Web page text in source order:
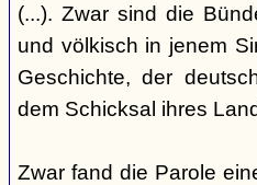
(...). Zwar sind die
und völkisch in jenem
Geschichte, der
dem Schicksal ihres
Zwar fand die Parole